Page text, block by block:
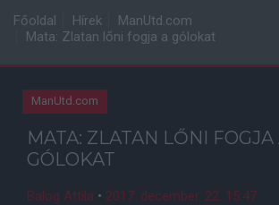
Főoldal Hírek
ManUtd.com
Mata: Zlatan lőni fogja a gólokat
ManUtd.com
MATA: ZLATAN LŐNI FOGJA
GÓLOKAT
Balog Attila • 2017. december. 22. 15:47